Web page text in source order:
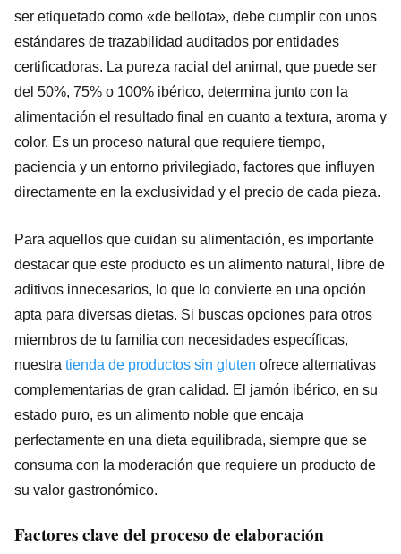
ser etiquetado como «de bellota», debe cumplir con unos
estándares de trazabilidad auditados por entidades
certificadoras. La pureza racial del animal, que puede ser
del 50%, 75% o 100% ibérico, determina junto con la
alimentación el resultado final en cuanto a textura, aroma y
color. Es un proceso natural que requiere tiempo,
paciencia y un entorno privilegiado, factores que influyen
directamente en la exclusividad y el precio de cada pieza.
Para aquellos que cuidan su alimentación, es importante
destacar que este producto es un alimento natural, libre de
aditivos innecesarios, lo que lo convierte en una opción
apta para diversas dietas. Si buscas opciones para otros
miembros de tu familia con necesidades específicas,
nuestra tienda de productos sin gluten ofrece alternativas
complementarias de gran calidad. El jamón ibérico, en su
estado puro, es un alimento noble que encaja
perfectamente en una dieta equilibrada, siempre que se
consuma con la moderación que requiere un producto de
su valor gastronómico.
Factores clave del proceso de elaboración